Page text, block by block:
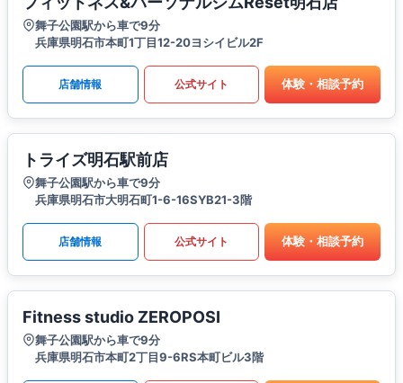
舞子公園駅から車で9分
兵庫県明石市本町1丁目12-20ヨシイビル2F
店舗情報 公式サイト 体験・相談予約
トライズ明石駅前店
舞子公園駅から車で9分
兵庫県明石市大明石町1-6-16SYB21-3階
店舗情報 公式サイト 体験・相談予約
Fitness studio ZEROPOSI
舞子公園駅から車で9分
兵庫県明石市本町2丁目9-6RS本町ビル3階